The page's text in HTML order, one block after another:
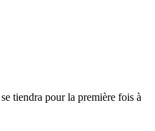
tiendra pour la première fois à